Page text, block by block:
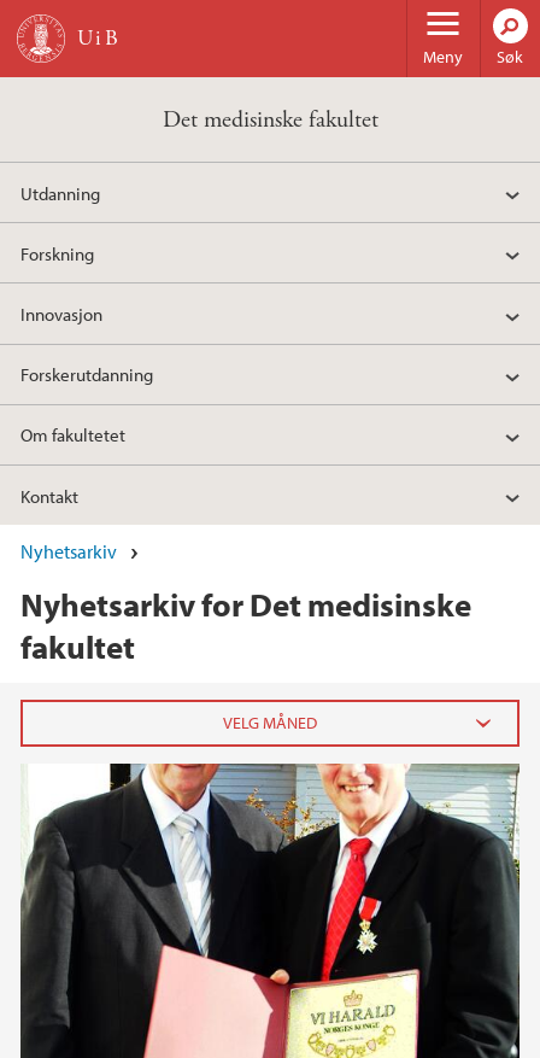
Hopp til hovedinnhold
Meny Søk
Det medisinske fakultet
Utdanning
Forskning
Innovasjon
Forskerutdanning
Om fakultetet
Kontakt
Nyhetsarkiv
Nyhetsarkiv for Det medisinske
fakultet
2026
juni (2)
februar (6)
januar (12)
2025